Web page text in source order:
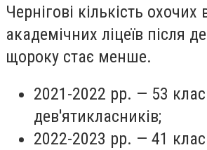
Чернігові кількість охочих
академічних ліцеїв після
щороку стає менше.
2021-2022 рр. — 53
дев'ятикласників;
2022-2023 рр. — 41